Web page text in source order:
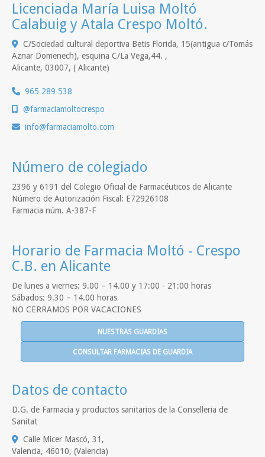
Licenciada María Luisa Moltó
Calabuig y Atala Crespo Moltó.
C/Sociedad cultural deportiva Betis Florida, 15(antigua c/Tomás
Aznar Domenech), esquina C/La Vega,44. ,
Alicante, 03007, ( Alicante)
965 289 538
@farmaciamoltocrespo
info
farmaciamolto.com
Número de colegiado
2396 y 6191 del Colegio Oficial de Farmacéuticos de Alicante
Número de Autorización Fiscal: E72926108
Farmacia núm. A-387-F
Horario de Farmacia Moltó - Crespo
C.B. en Alicante
De lunes a viernes: 9.00 – 14.00 y 17:00 - 21:00 horas
Sábados: 9.30 – 14.00 horas
NO CERRAMOS POR VACACIONES
NUESTRAS GUARDIAS
CONSULTAR FARMACIAS DE GUARDIA
Datos de contacto
D.G. de Farmacia y productos sanitarios de la Conselleria de
Sanitat
Calle Micer Mascó, 31,
Valencia, 46010, (Valencia)